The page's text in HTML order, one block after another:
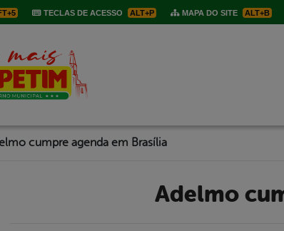
TECLAS DE ACESSO ALT+P MAPA DO SITE ALT+B
cumpre agenda em Brasília
Adelmo